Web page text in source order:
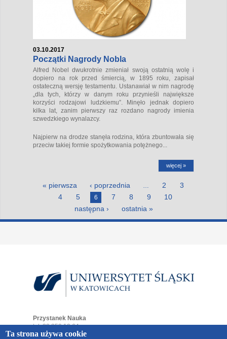
03.10.2017
Początki Nagrody Nobla
Alfred Nobel dwukrotnie zmieniał swoją ostatnią wolę i
dopiero na rok przed śmiercią, w 1895 roku, zapisał
ostateczną wersję testamentu. Ustanawiał w nim nagrodę
„dla tych, którzy w danym roku przynieśli największe
korzyści rodzajowi ludzkiemu”. Minęło jednak dopiero
kilka lat, zanim pierwszy raz rozdano nagrody imienia
szwedzkiego wynalazcy.
Najpierw na drodze stanęła rodzina, która zbuntowała się
przeciw takiej formie spożytkowania potężnego...
więcej »
« pierwsza ‹ poprzednia 2
3
4
5 6 7 8 9
10
następna ›
ostatnia »
Przystanek Nauka
tel. 32 359 19 64
e-mail:przystaneknauka@us.edu.pl
Ta strona używa cookie